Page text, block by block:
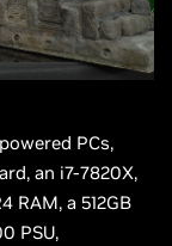
PCs,
an i7-7820X,
RAM, a 512GB
PSU,